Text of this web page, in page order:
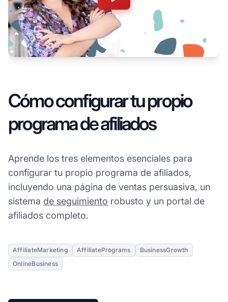
Cómo configurar tu propio
programa de afiliados
Aprende los tres elementos esenciales para
configurar tu propio programa de afiliados,
incluyendo una página de ventas persuasiva, un
sistema de seguimiento robusto y un portal de
afiliados completo.
AffiliateMarketing AffiliatePrograms
BusinessGrowth
OnlineBusiness